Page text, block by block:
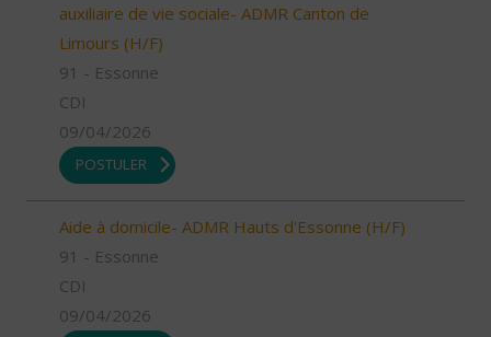
auxiliaire de vie sociale- ADMR Canton de
Limours (H/F)
91 - Essonne
CDI
09/04/2026
POSTULER
Aide à domicile- ADMR Hauts d'Essonne (H/F)
91 - Essonne
CDI
09/04/2026